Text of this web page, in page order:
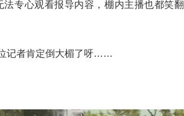
专心观看报导内容，棚内主播也都笑翻
记者肯定倒大楣了呀……